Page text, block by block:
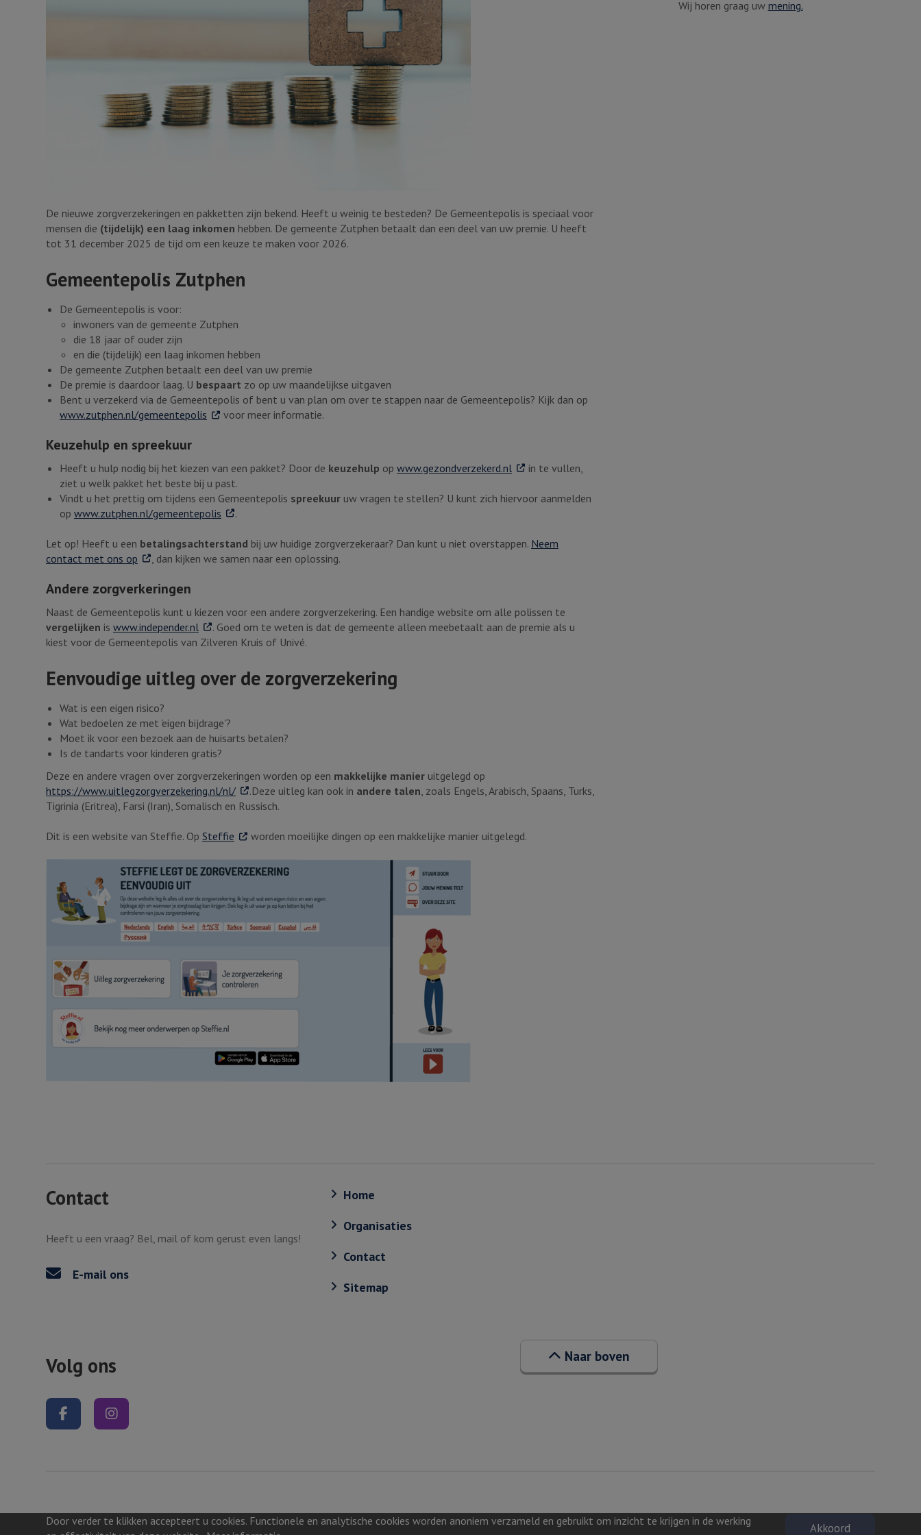
Door verder te klikken accepteert u cookies. Functionele en analytische cookies worden anoniem verzameld en gebruikt om inzicht te krijgen in de werking
Akkoord
De nieuwe zorgverzekeringen en pakketten zijn bekend. Heeft u weinig te besteden? De Gemeentepolis is speciaal voor
mensen die (tijdelijk) een laag inkomen hebben. De gemeente Zutphen betaalt dan een deel van uw premie. U heeft
tot 31 december 2025 de tijd om een keuze te maken voor 2026.
Gemeentepolis Zutphen
De Gemeentepolis is voor:
inwoners van de gemeente Zutphen
die 18 jaar of ouder zijn
en die (tijdelijk) een laag inkomen hebben
De gemeente Zutphen betaalt een deel van uw premie
De premie is daardoor laag. U bespaart zo op uw maandelijkse uitgaven
Bent u verzekerd via de Gemeentepolis of bent u van plan om over te stappen naar de Gemeentepolis? Kijk dan op
www.zutphen.nl/gemeentepolis . Externe link
voor meer informatie.
Keuzehulp en spreekuur
Heeft u hulp nodig bij het kiezen van een pakket? Door de keuzehulp op www.gezondverzekerd.nl . Externe link
in te vullen,
ziet u welk pakket het beste bij u past.
Vindt u het prettig om tijdens een Gemeentepolis spreekuur uw vragen te stellen? U kunt zich hiervoor aanmelden
op www.zutphen.nl/gemeentepolis . Externe link
.
Let op! Heeft u een betalingsachterstand bij uw huidige zorgverzekeraar? Dan kunt u niet overstappen. Neem
contact met ons op . Externe link
, dan kijken we samen naar een oplossing.
Andere zorgverkeringen
Naast de Gemeentepolis kunt u kiezen voor een andere zorgverzekering. Een handige website om alle polissen te
vergelijken is www.independer.nl . Externe link
. Goed om te weten is dat de gemeente alleen meebetaalt aan de premie als u
kiest voor de Gemeentepolis van Zilveren Kruis of Univé.
Eenvoudige uitleg over de zorgverzekering
Wat is een eigen risico?
Wat bedoelen ze met 'eigen bijdrage'?
Moet ik voor een bezoek aan de huisarts betalen?
Is de tandarts voor kinderen gratis?
Deze en andere vragen over zorgverzekeringen worden op een makkelijke manier uitgelegd op
https://www.uitlegzorgverzekering.nl/nl/. Externe link
.Deze uitleg kan ook in andere talen , zoals Engels, Arabisch, Spaans, Turks,
Tigrinia (Eritrea), Farsi (Iran), Somalisch en Russisch.
Dit is een website van Steffie. Op Steffie . Externe link
worden moeilijke dingen op een makkelijke manier uitgelegd.
Wij horen graag uw mening.
Contact
Heeft u een vraag? Bel, mail of kom gerust even langs!
E-mail ons
Home
Organisaties
Contact
Sitemap
Volg ons
Volg ons op Facebook
Naar boven